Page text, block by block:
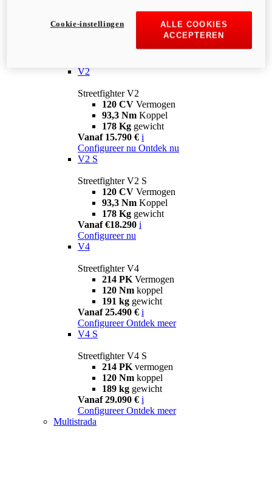
V2
Streetfighter V2
120 CV Vermogen
93,3 Nm Koppel
178 Kg gewicht
Vanaf 15.790 € i
Configureer nu Ontdek nu
V2 S
Streetfighter V2 S
120 CV Vermogen
93,3 Nm Koppel
178 Kg gewicht
Vanaf €18.290 i
Configureer nu
V4
Streetfighter V4
214 PK Vermogen
120 Nm koppel
191 kg gewicht
Vanaf 25.490 € i
Configureer Ontdek meer
V4 S
Streetfighter V4 S
214 PK vermogen
120 Nm koppel
189 kg gewicht
Vanaf 29.090 € i
Configureer Ontdek meer
Multistrada
ALLE COOKIES
ACCEPTEREN
Cookie-instellingen